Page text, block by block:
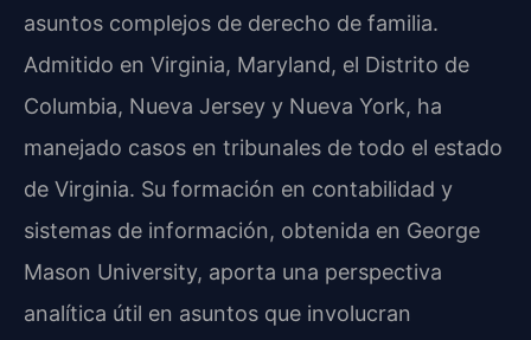
asuntos complejos de derecho de familia.
Admitido en Virginia, Maryland, el Distrito de
Columbia, Nueva Jersey y Nueva York, ha
manejado casos en tribunales de todo el estado
de Virginia. Su formación en contabilidad y
sistemas de información, obtenida en George
Mason University, aporta una perspectiva
analítica útil en asuntos que involucran